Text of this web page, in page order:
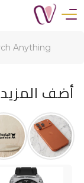
أضف المزيد